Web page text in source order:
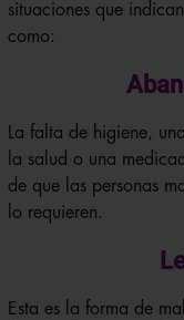
situaciones que
como:
La falta de higiene,
la salud o una
de que las personas
lo requieren.
Esta es la forma de